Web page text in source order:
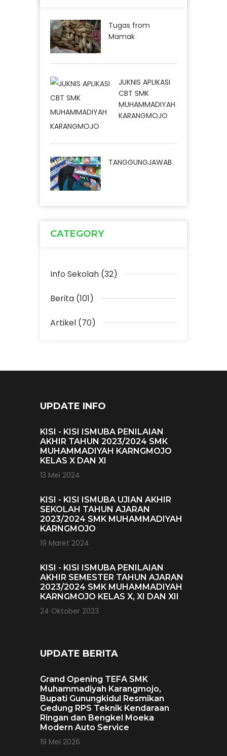
Tugas from
Mamak
JUKNIS APLIKASI
CBT SMK
MUHAMMADIYAH
KARANGMOJO
TANGGUNGJAWAB
CATEGORY
Info Sekolah (32)
Berita (101)
Artikel (70)
UPDATE INFO
KISI - KISI ISMUBA PENILAIAN
AKHIR TAHUN 2023/2024 SMK
MUHAMMADIYAH KARNGMOJO
KELAS X DAN XI
13 Mei 2024
KISI - KISI ISMUBA UJIAN AKHIR
SEKOLAH TAHUN AJARAN
2023/2024 SMK MUHAMMADIYAH
KARNGMOJO
19 Maret 2024
KISI - KISI ISMUBA PENILAIAN
AKHIR SEMESTER TAHUN AJARAN
2023/2024 SMK MUHAMMADIYAH
KARNGMOJO KELAS X, XI DAN XII
24 Oktober 2023
UPDATE BERITA
Grand Opening TEFA SMK
Muhammadiyah Karangmojo,
Bupati Gunungkidul Resmikan
Gedung RPS Teknik Kendaraan
Ringan dan Bengkel Moeka
Modern Auto Service
19 Mei 2026